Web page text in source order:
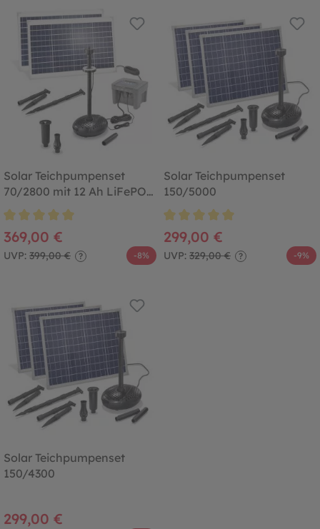
Solar Teichpumpenset
70/2800 mit 12 Ah LiFePO4
Akkuspeicher
369,00 €
UVP: 399,00 € ? -8%
Solar Teichpumpenset
150/5000
299,00 €
UVP: 329,00 € ? -9%
Solar Teichpumpenset
150/4300
299,00 €